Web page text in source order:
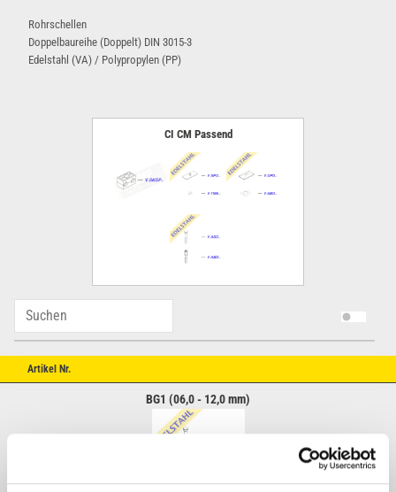
Rohrschellen
Doppelbaureihe (Doppelt) DIN 3015-3
Edelstahl (VA) / Polypropylen (PP)
CI CM Passend
Artikel Nr.
BG1 (06,0 - 12,0 mm)